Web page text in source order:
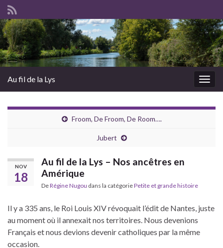
Au fil de la Lys
Froom, De Froom, De Room….
Jubert
NOV
18
Au fil de la Lys – Nos ancêtres en
Amérique
DeRégine Nugou dans la catégoriePetite et grande histoire
Il y a 335 ans, le Roi Louis XIV révoquait l’édit de Nantes, juste
au moment où il annexait nos territoires. Nous devenions
Français et nous devions devenir catholiques par la même
occasion.